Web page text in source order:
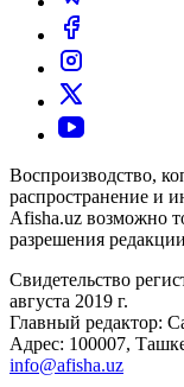
Воспроизводство,
распространение и
Afisha.uz возможно
разрешения
Свидетельство
августа 2019 г.
Главный редактор:
Адрес: 100007,
info@afisha.uz